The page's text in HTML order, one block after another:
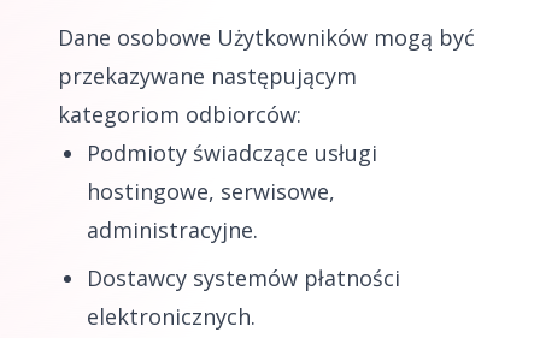
Dane osobowe Użytkowników mogą być
przekazywane następującym
kategoriom odbiorców:
Podmioty świadczące usługi
hostingowe, serwisowe,
administracyjne.
Dostawcy systemów płatności
elektronicznych.